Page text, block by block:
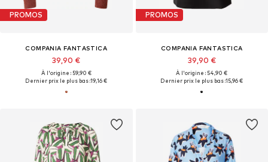
PROMOS
COMPANIA FANTASTICA
39,90 €
À l'origine : 59,90 €
Dernier prix le plus bas :19,16 €
PROMOS
COMPANIA FANTASTICA
39,90 €
À l'origine : 54,90 €
Dernier prix le plus bas :15,96 €